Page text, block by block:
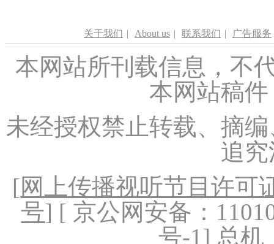
关于我们 | About us | 联系我们 | 广告服务
本网站所刊载信息，不
本网站稿
未经授权禁止转载、摘
追
[网上传播视听节目许可
号] [ 京公网安备：
号-1 ] 总机